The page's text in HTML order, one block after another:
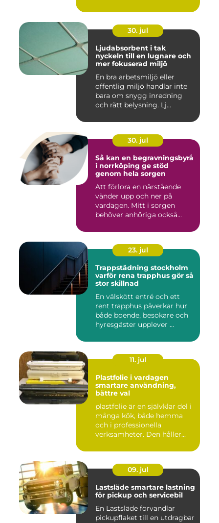
30. jul
Ljudabsorbent i tak
nyckeln till en lugnare och
mer fokuserad miljö
En bra arbetsmiljö eller
offentlig miljö handlar inte
bara om snygg inredning
och rätt belysning. Lj...
30. jul
Så kan en begravningsbyrå
i norrköping ge stöd
genom hela sorgen
Att förlora en närstående
vänder upp och ner på
vardagen. Mitt i sorgen
behöver anhöriga också
23. jul
Trappstädning stockholm
varför rena trapphus gör så
stor skillnad
En välskött entré och ett
rent trapphus påverkar hur
både boende, besökare och
hyresgäster upplever ...
11. jul
Plastfolie i vardagen
smartare användning,
bättre val
plastfolie är en självklar del i
många kök, både hemma
och i professionella
verksamheter. Den håller...
09. jul
Lastsläde smartare lastning
för pickup och servicebil
En Lastsläde förvandlar
pickupflaket till en utdragbar